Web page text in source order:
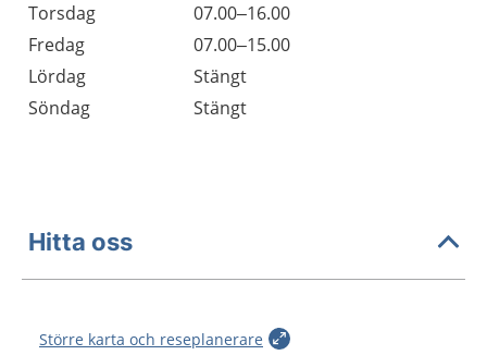
Torsdag
07.00–16.00
Fredag
07.00–15.00
Lördag
Stängt
Söndag
Stängt
Hitta oss
Större karta och reseplanerare